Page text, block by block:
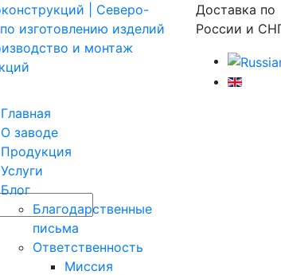
Доставка по
России и
Главная
О заводе
Продукция
Услуги
Блог
Благодарственные
письма
Ответственность
Миссия